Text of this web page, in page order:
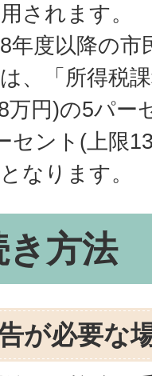
されます。
年度以降の市
、「所得税
万円)の5パー
セント(上限
なります。
き方法
が必要な